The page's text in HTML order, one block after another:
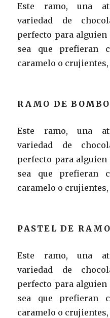
Este ramo, una
variedad de
perfecto para alguien
sea que prefieran
caramelo o
RAMO DE
Este ramo, una
variedad de
perfecto para alguien
sea que prefieran
caramelo o
PASTEL DE
Este ramo, una
variedad de
perfecto para alguien
sea que prefieran
caramelo o